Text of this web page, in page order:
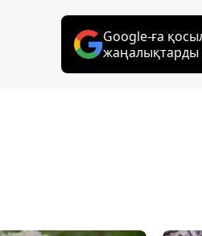
Google-ға
жаңалықтарды